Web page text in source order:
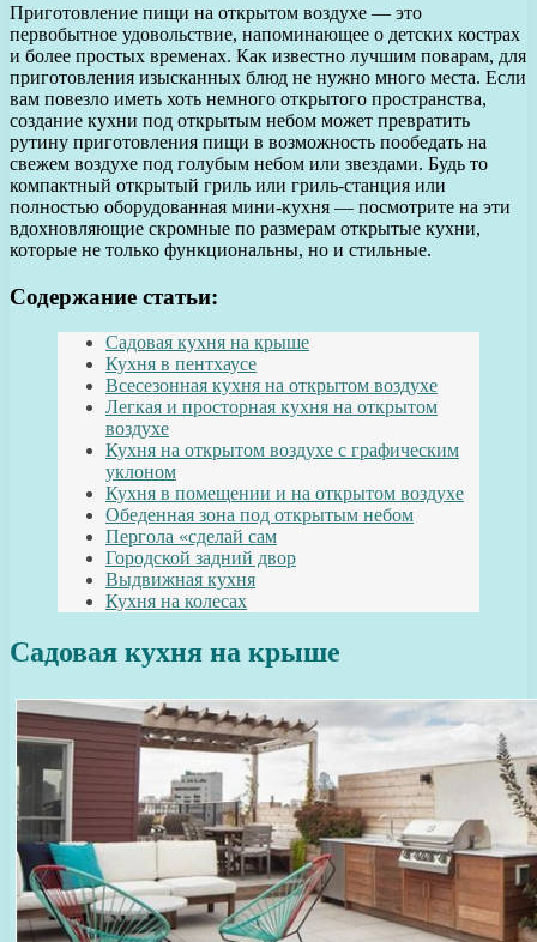
Приготовление пищи на открытом воздухе — это
первобытное удовольствие, напоминающее о детских кострах
и более простых временах. Как известно лучшим поварам, для
приготовления изысканных блюд не нужно много места. Если
вам повезло иметь хоть немного открытого пространства,
создание кухни под открытым небом может превратить
рутину приготовления пищи в возможность пообедать на
свежем воздухе под голубым небом или звездами. Будь то
компактный открытый гриль или гриль-станция или
полностью оборудованная мини-кухня — посмотрите на эти
вдохновляющие скромные по размерам открытые кухни,
которые не только функциональны, но и стильные.
Содержание статьи:
Садовая кухня на крыше
Кухня в пентхаусе
Всесезонная кухня на открытом воздухе
Легкая и просторная кухня на открытом
воздухе
Кухня на открытом воздухе с графическим
уклоном
Кухня в помещении и на открытом воздухе
Обеденная зона под открытым небом
Пергола «сделай сам
Городской задний двор
Выдвижная кухня
Кухня на колесах
Садовая кухня на крыше